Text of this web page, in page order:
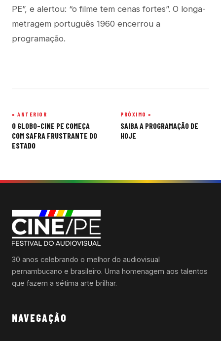
PE”, e alertou: “o filme tem cenas fortes”. O longa-
metragem português 1960 encerrou a
programação.
Navegação
de
« ANTERIOR
O GLOBO-CINE PE COMEÇA
COM SAFRA FRUSTRANTE DO
ESTADO
PRÓXIMO »
SAIBA A PROGRAMAÇÃO DE
HOJE
30 anos celebrando o melhor do audiovisual
pernambucano e brasileiro. Uma homenagem aos talentos
que fazem a sétima arte brilhar.
NAVEGAÇÃO